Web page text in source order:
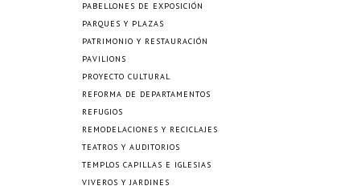
PABELLONES DE EXPOSICIÓN
PARQUES Y PLAZAS
PATRIMONIO Y RESTAURACIÓN
PAVILIONS
PROYECTO CULTURAL
REFORMA DE DEPARTAMENTOS
REFUGIOS
REMODELACIONES Y RECICLAJES
TEATROS Y AUDITORIOS
TEMPLOS CAPILLAS E IGLESIAS
VIVEROS Y JARDINES